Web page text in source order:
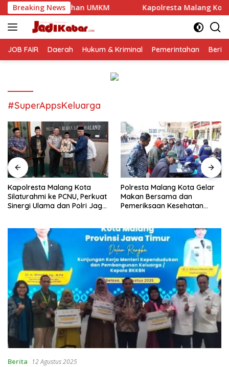
Langsung
ke
konten
Breaking News
UMKM Kapolresta Malang Kota Silaturahmi ke
JOB FAIR Daerah Hukum & Kriminal Pemerintahan
#SuperAppsKeluarga
Kapolresta Malang Kota
Silaturahmi ke PCNU, Perkuat
Sinergi Ulama dan Polri Jaga
Polresta Malang Kota Gelar
Makan Bersama dan
Pemeriksaan Kesehatan
Berita 12 Agustus 2025